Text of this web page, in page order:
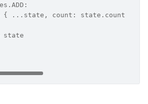
{ ...state, count: state.count +
state